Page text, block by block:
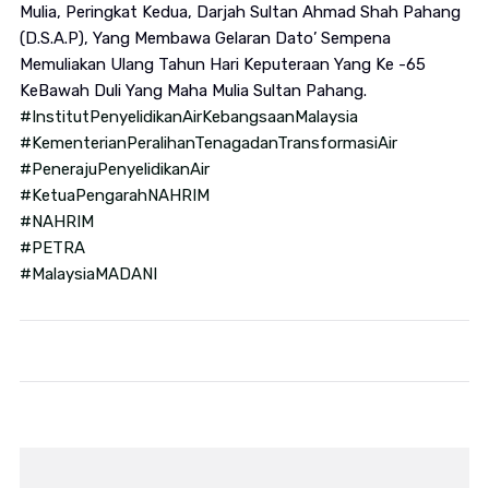
Mulia, Peringkat Kedua, Darjah Sultan Ahmad Shah Pahang
(D.S.A.P), Yang Membawa Gelaran Dato’ Sempena
Memuliakan Ulang Tahun Hari Keputeraan Yang Ke -65
KeBawah Duli Yang Maha Mulia Sultan Pahang.
#InstitutPenyelidikanAirKebangsaanMalaysia
#KementerianPeralihanTenagadanTransformasiAir
#PenerajuPenyelidikanAir
#KetuaPengarahNAHRIM
#NAHRIM
#PETRA
#MalaysiaMADANI